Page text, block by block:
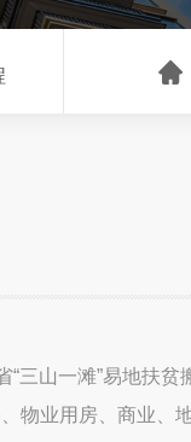
三山一滩”易地扶
物业用房、商业、